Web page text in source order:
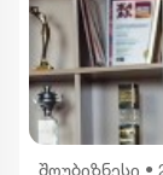
შოუბიზნესი •